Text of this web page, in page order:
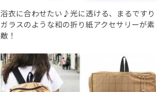
浴衣に合わせたい♪光に透ける、まるですり
ガラスのような和の折り紙アクセサリーが素
敵！